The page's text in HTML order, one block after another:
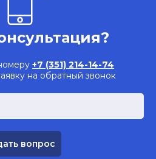
+7 (351) 214-14-74
на обратный звонок